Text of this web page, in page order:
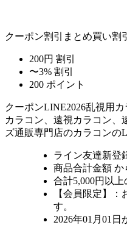
クーポン割引 まとめ買い割引
200円 割引
〜3% 割引
200 ポイント
クーポンLINE2026乱視用カ
カラコン、遠視カラコン、
ズ通販専門店のカラコンの
ライン友達新登
商品合計金額 か
合計5,000円以上
【会員限定】：
す。
2026年01月01日